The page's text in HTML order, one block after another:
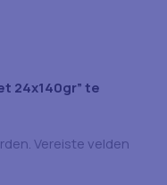
24x140gr” te
Vereiste velden